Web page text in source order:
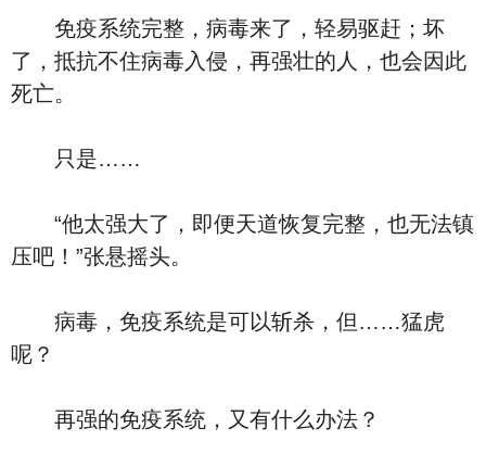
免疫系统完整，病毒来了，轻易驱赶；坏
了，抵抗不住病毒入侵，再强壮的人，也会因此
死亡。
只是……
“他太强大了，即便天道恢复完整，也无法镇
压吧！”张悬摇头。
病毒，免疫系统是可以斩杀，但……猛虎
呢？
再强的免疫系统，又有什么办法？